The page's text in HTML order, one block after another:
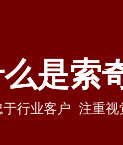
是索
行业客户 注重视